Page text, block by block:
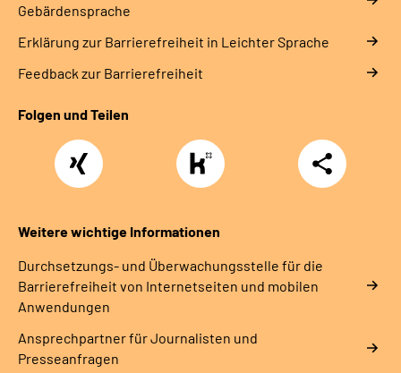
Gebärdensprache
Erklärung zur Barrierefreiheit in Leichter Sprache
Feedback zur Barrierefreiheit
Folgen und Teilen
Xing
https://www.kununu.com/de/deutsche-
rentenversicherung-
nordbayern6
Teilen
Weitere wichtige Informationen
Durchsetzungs- und Überwachungsstelle für die
Barrierefreiheit von Internetseiten und mobilen
Anwendungen
Ansprechpartner für Journalisten und
Presseanfragen